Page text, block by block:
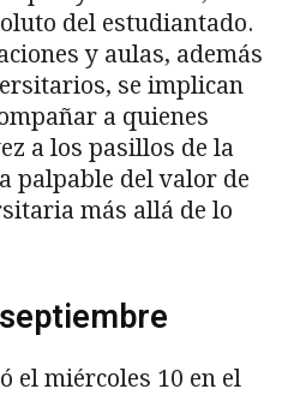
del estudiantado.
y aulas, además
se implican
a quienes
a los pasillos de la
palpable del valor de
más allá de lo
el miércoles 10 en el